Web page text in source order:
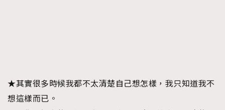
★其實很多時候我都不太清楚自己想怎樣，我只知道我不
想這樣而已。